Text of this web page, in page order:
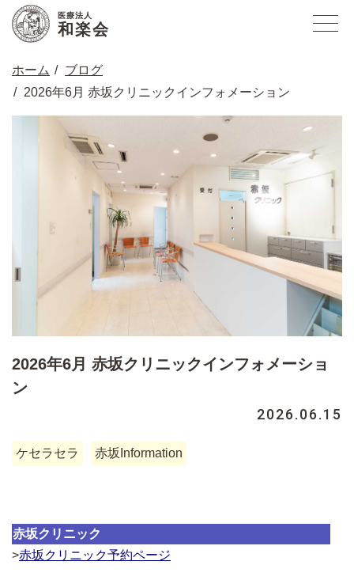
医療法人
和楽会
ホーム
ブログ
2026年6月 赤坂クリニックインフォメーション
2026年6月 赤坂クリニックインフォメーショ
ン
2026.06.15
ケセラセラ 赤坂Information
赤坂クリニック
>赤坂クリニック予約ページ